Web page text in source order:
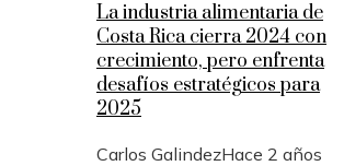
La industria alimentaria de
Costa Rica cierra 2024 con
crecimiento, pero enfrenta
desafíos estratégicos para
2025
Carlos GalindezHace 2 años